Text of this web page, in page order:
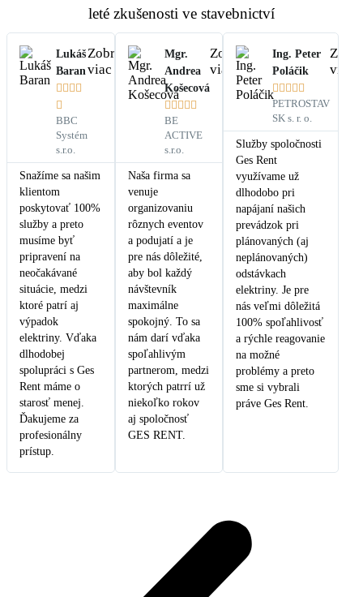
leté zkušenosti ve stavebnictví
Lukáš
Baran


BBC
Systém
s.r.o.
Zobraziť
viac
Snažíme sa našim
klientom
poskytovať 100%
služby a preto
musíme byť
pripravení na
neočakávané
situácie, medzi
ktoré patrí aj
výpadok
elektriny. Vďaka
dlhodobej
spolupráci s Ges
Rent máme o
starosť menej.
Ďakujeme za
profesionálny
prístup.
Mgr.
Andrea
Košecová

BE
ACTIVE
s.r.o.
Zobraziť
viac
Naša firma sa
venuje
organizovaniu
rôznych eventov
a podujatí a je
pre nás dôležité,
aby bol každý
návštevník
maximálne
spokojný. To sa
nám darí vďaka
spoľahlivým
partnerom, medzi
ktorých patrrí už
niekoľko rokov
aj spoločnosť
GES RENT.
Ing. Peter
Poláčik

PETROSTAV
SK s. r. o.
viac
Služby spoločnosti
Ges Rent
využívame už
dlhodobo pri
napájaní našich
prevádzok pri
plánovaných (aj
neplánovaných)
odstávkach
elektriny. Je pre
nás veľmi dôležitá
100% spoľahlivosť
a rýchle reagovanie
na možné
problémy a preto
sme si vybrali
práve Ges Rent.